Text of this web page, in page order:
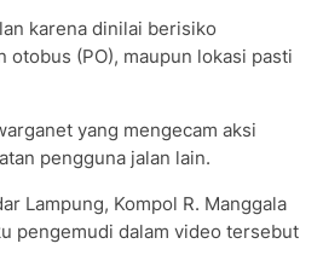
karena dinilai berisiko
otobus (PO), maupun lokasi pasti
yang mengecam aksi
pengguna jalan lain.
Lampung, Kompol R. Manggala
pengemudi dalam video tersebut